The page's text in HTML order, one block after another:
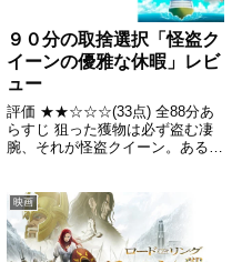
９０分の取捨選択「怪盗ク
イーンの優雅な休暇」レビ
ュー
評価 ★★☆☆☆(33点) 全88分あ
らすじ 狙った獲物は必ず盗む凄
腕、それが怪盗クイーン。ある
届いたと発表される 引用-
Wikipedia
映画